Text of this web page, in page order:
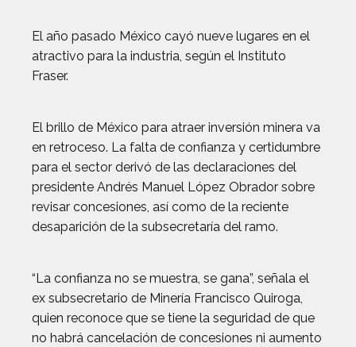
El año pasado México cayó nueve lugares en el
atractivo para la industria, según el Instituto
Fraser.
El brillo de México para atraer inversión minera va
en retroceso. La falta de confianza y certidumbre
para el sector derivó de las declaraciones del
presidente Andrés Manuel López Obrador sobre
revisar concesiones, así como de la reciente
desaparición de la subsecretaría del ramo.
“La confianza no se muestra, se gana”, señala el
ex subsecretario de Minería Francisco Quiroga,
quien reconoce que se tiene la seguridad de que
no habrá cancelación de concesiones ni aumento